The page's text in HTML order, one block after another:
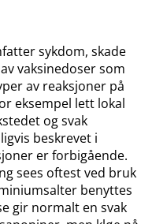
sykdom, skade
vaksinedoser som
av reaksjoner på
eksempel lett lokal
og svak
beskrevet i
er forbigående.
sees oftest ved bruk
benyttes
gir normalt en svak